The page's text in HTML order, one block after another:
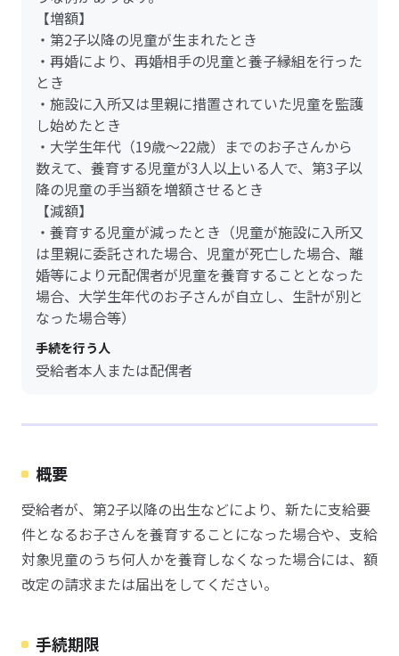
【増額】
・第2子以降の児童が生まれたとき
・再婚により、再婚相手の児童と養子縁組を行った
とき
・施設に入所又は里親に措置されていた児童を監護
し始めたとき
・大学生年代（19歳～22歳）までのお子さんから
数えて、養育する児童が3人以上いる人で、第3子以
降の児童の手当額を増額させるとき
【減額】
・養育する児童が減ったとき（児童が施設に入所又
は里親に委託された場合、児童が死亡した場合、離
婚等により元配偶者が児童を養育することとなった
場合、大学生年代のお子さんが自立し、生計が別と
なった場合等）
手続を行う人
受給者本人または配偶者
概要
受給者が、第2子以降の出生などにより、新たに支給要
件となるお子さんを養育することになった場合や、支給
対象児童のうち何人かを養育しなくなった場合には、額
改定の請求または届出をしてください。
手続期限